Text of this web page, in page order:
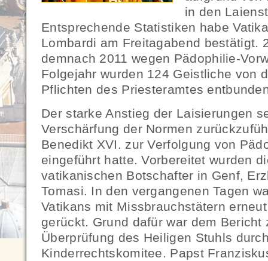
in den
Entsprechende Statistiken habe
Lombardi am Freitagabend bestätigt.
demnach 2011 wegen Pädophilie-
Folgejahr wurden 124 Geistliche von
Pflichten des Priesteramtes
Der starke Anstieg der Laisierungen
Verschärfung der Normen
Benedikt XVI. zur Verfolgung von
eingeführt hatte. Vorbereitet wurden
vatikanischen Botschafter in Genf,
Tomasi. In den vergangenen Tagen
Vatikans mit Missbrauchstätern
gerückt. Grund dafür war dem Bericht
Überprüfung des Heiligen Stuhls
Kinderrechtskomitee. Papst